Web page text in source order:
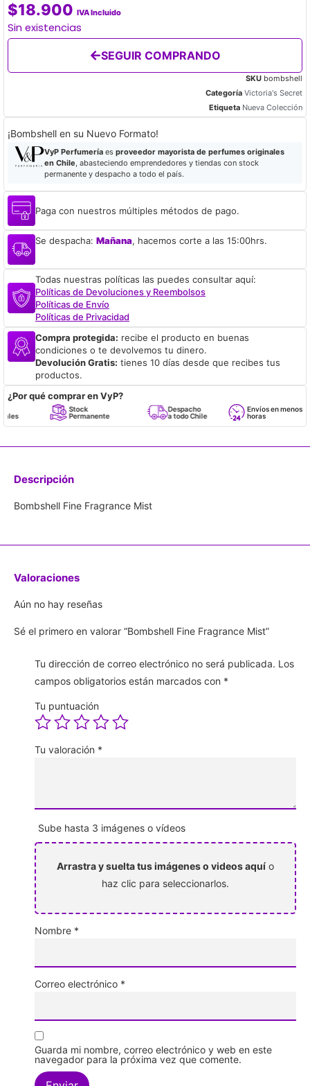
$18.900 IVA Incluido
Sin existencias
SEGUIR COMPRANDO
SKU bombshell
Categoría Victoria's Secret
Etiqueta Nueva Colección
¡Bombshell en su Nuevo Formato!
VyP Perfumeríaes proveedor mayorista de perfumes originales
en Chile, abasteciendo emprendedores y tiendas con stock
permanente y despacho a todo el país.
Paga con nuestros múltiples métodos de pago.
Se despacha: Mañana, hacemos corte a las 15:00hrs.
Todas nuestras políticas las puedes consultar aquí:
Políticas de Devoluciones y Reembolsos
Políticas de Envío
Políticas de Privacidad
Compra protegida: recibe el producto en buenas
condiciones o te devolvemos tu dinero.
Devolución Gratis: tienes 10 días desde que recibes tus
productos.
¿Por qué comprar en VyP?
Stock
Permanente
Despacho
a todo Chile
Envíos en menos de 24
horas
Descripción
Bombshell Fine Fragrance Mist
Valoraciones
Aún no hay reseñas
Sé el primero en valorar “Bombshell Fine Fragrance Mist”
Tu dirección de correo electrónico no será publicada. Los
campos obligatorios están marcados con *
Tu puntuación
Tu valoración *
Sube hasta 3 imágenes o vídeos
Arrastra y suelta tus imágenes o videos aquí o
haz clic para seleccionarlos.
Nombre *
Correo electrónico *
Guarda mi nombre, correo electrónico y web en este
navegador para la próxima vez que comente.